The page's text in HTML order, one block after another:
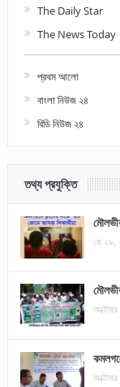
The Daily Star
The News Today
প্রথম আলো
বাংলা নিউজ ২৪
বিডি নিউজ ২৪
তথ্য প্রযুক্তি
মে ২৯,